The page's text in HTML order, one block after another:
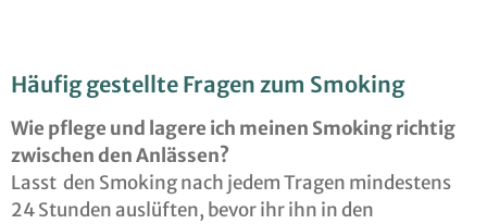
Häufig gestellte Fragen zum Smoking
Wie pflege und lagere ich meinen Smoking richtig
zwischen den Anlässen?
Lasst den Smoking nach jedem Tragen mindestens
24 Stunden auslüften, bevor ihr ihn in den